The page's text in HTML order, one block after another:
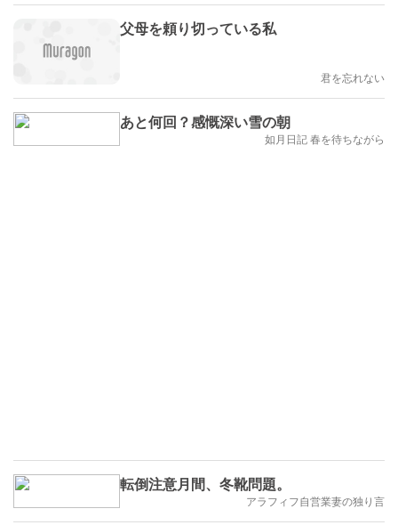
父母を頼り切っている私
君を忘れない
あと何回？感慨深い雪の朝
如月日記 春を待ちながら
転倒注意月間、冬靴問題。
アラフィフ自営業妻の独り言